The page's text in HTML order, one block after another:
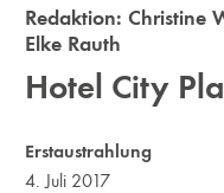
Redaktion:Christine
Elke Rauth
Hotel City
Erstaustrahlung
4. Juli 2017